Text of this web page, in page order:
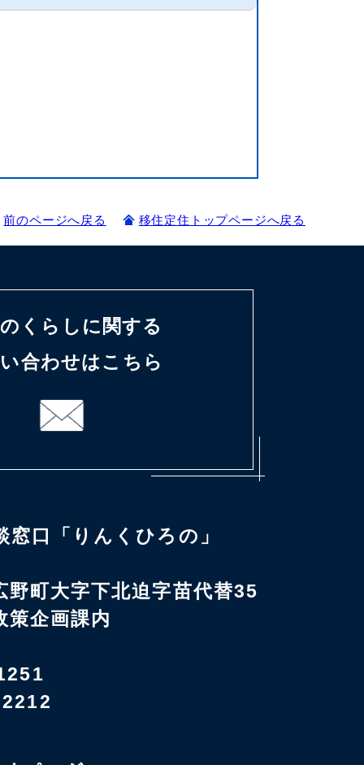
前のページへ戻る 移住定住トップページへ戻る
くらしに関する
合わせはこちら
窓口「りんくひろの」
野町大字下北迫字苗代替35
企画課内